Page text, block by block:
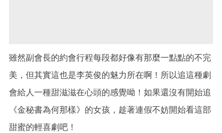
雖然副會長的約會行程每段都好像有那麼一點點的不完
美，但其實這也是李英俊的魅力所在啊！所以追這種劇
會給人一種甜滋滋在心頭的感覺呦！如果還沒有開始追
《金秘書為何那樣》的女孩，趁著連假不妨開始看這部
甜蜜的輕喜劇吧！